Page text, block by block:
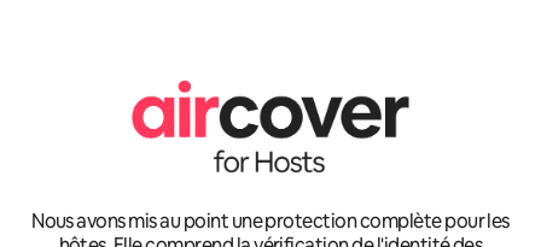
Nous avons mis au point une protection complète pour les